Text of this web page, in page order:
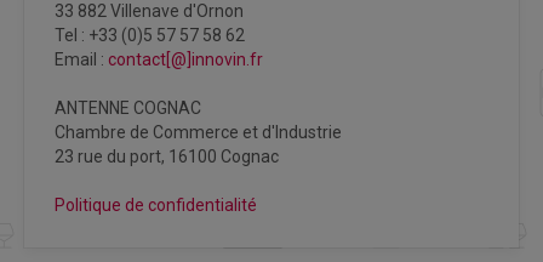
33 882 Villenave d'Ornon
Tel : +33 (0)5 57 57 58 62
Email : contact[@]innovin.fr
ANTENNE COGNAC
Chambre de Commerce et d'Industrie
23 rue du port, 16100 Cognac
Politique de confidentialité